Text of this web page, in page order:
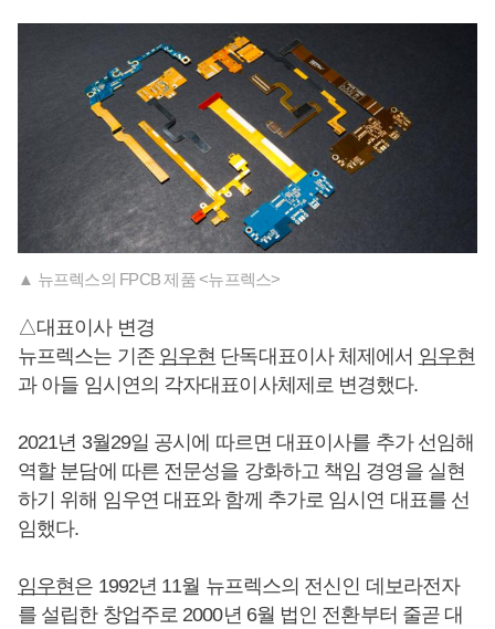
▲ 뉴프렉스의 FPCB 제품 <뉴프렉스>
△대표이사 변경
뉴프렉스는 기존 임우현 단독대표이사 체제에서 임우현
과 아들 임시연의 각자대표이사체제로 변경했다.
2021년 3월29일 공시에 따르면 대표이사를 추가 선임해
역할 분담에 따른 전문성을 강화하고 책임 경영을 실현
하기 위해 임우연 대표와 함께 추가로 임시연 대표를 선
임했다.
임우현은 1992년 11월 뉴프렉스의 전신인 데보라전자
를 설립한 창업주로 2000년 6월 법인 전환부터 줄곧 대